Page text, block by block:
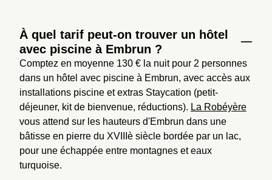
À quel tarif peut-on trouver un hôtel
avec piscine à Embrun ?
Comptez en moyenne 130 € la nuit pour 2 personnes
dans un hôtel avec piscine à Embrun, avec accès aux
installations piscine et extras Staycation (petit-
déjeuner, kit de bienvenue, réductions). La Robéyère
vous attend sur les hauteurs d'Embrun dans une
bâtisse en pierre du XVIIIè siècle bordée par un lac,
pour une échappée entre montagnes et eaux
turquoise.